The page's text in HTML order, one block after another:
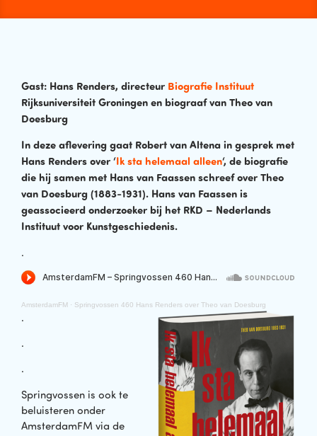
Gast: Hans Renders, directeur Biografie Instituut
Rijksuniversiteit Groningen en biograaf van Theo van
Doesburg
In deze aflevering gaat Robert van Altena in gesprek met
Hans Renders over ‘Ik sta helemaal alleen‘, de biografie
die hij samen met Hans van Faassen schreef over Theo
van Doesburg (1883-1931). Hans van Faassen is
geassocieerd onderzoeker bij het RKD – Nederlands
Instituut voor Kunstgeschiedenis.
.
AmsterdamFM · Springvossen 460 Hans Renders over Theo van Doesburg
.
.
.
Springvossen is ook te
beluisteren onder
AmsterdamFM via de